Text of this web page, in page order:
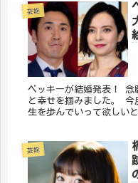
芸能
ベッキーが結婚発表！ 念
と幸せを掴みました。 今
生を歩んでいって欲しい
芸能